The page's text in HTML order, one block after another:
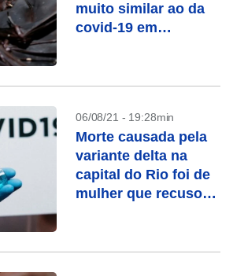
muito similar ao da
covid-19 em
06/08/21 - 19:28min
Morte causada pela
variante delta na
capital do Rio foi de
mulher que recusou